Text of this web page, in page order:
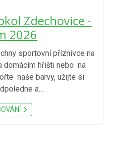
Zdechovice -
2026
sportovní příznivce na
domácím hřišti nebo na
naše barvy, užijte si
a...